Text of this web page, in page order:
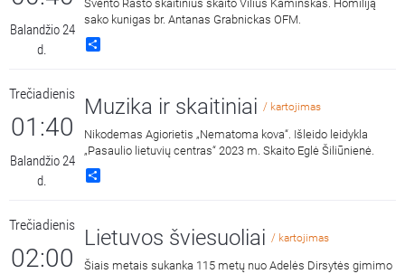
Balandžio 24
d.
Švento Rašto skaitinius skaito Vilius Kaminskas. Homiliją
sako kunigas br. Antanas Grabnickas OFM.
Trečiadienis
01:40
Balandžio 24
d.
Muzika ir skaitiniai / kartojimas
Nikodemas Agiorietis „Nematoma kova“. Išleido leidykla
„Pasaulio lietuvių centras“ 2023 m. Skaito Eglė Šiliūnienė.
Trečiadienis
02:00
Lietuvos šviesuoliai / kartojimas
Šiais metais sukanka 115 metų nuo Adelės Dirsytės gimimo